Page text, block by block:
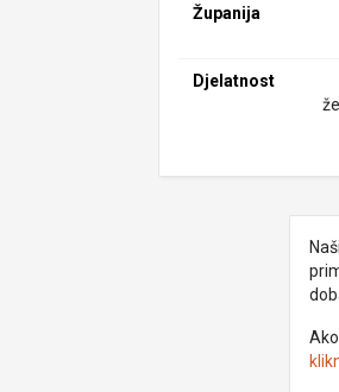
Županija
Djelatnost